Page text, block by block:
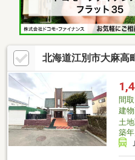
心・徒歩１０分圏内に保育園や
子育て家族にも適した環境
北海道江別市大麻高
間取
建
土
築年